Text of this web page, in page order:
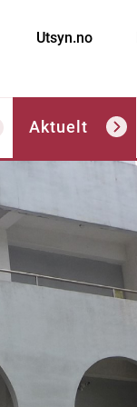
Utsyn.no
Aktuelt